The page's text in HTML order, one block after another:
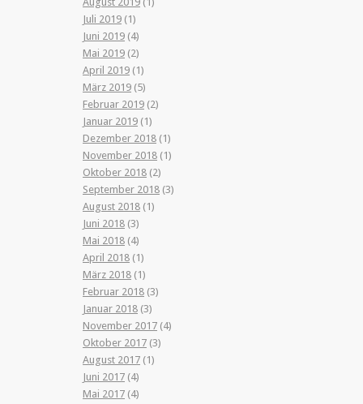
Juli 2019 (1)
Juni 2019 (4)
Mai 2019 (2)
April 2019 (1)
März 2019 (5)
Februar 2019 (2)
Januar 2019 (1)
Dezember 2018 (1)
November 2018 (1)
Oktober 2018 (2)
September 2018 (3)
August 2018 (1)
Juni 2018 (3)
Mai 2018 (4)
April 2018 (1)
März 2018 (1)
Februar 2018 (3)
Januar 2018 (3)
November 2017 (4)
Oktober 2017 (3)
August 2017 (1)
Juni 2017 (4)
Mai 2017 (4)